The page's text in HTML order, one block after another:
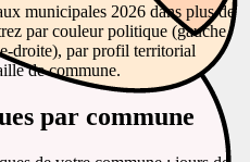
municipales 2026 dans plus de
par couleur politique (gauche,
droite), par profil territorial
de commune.
par commune